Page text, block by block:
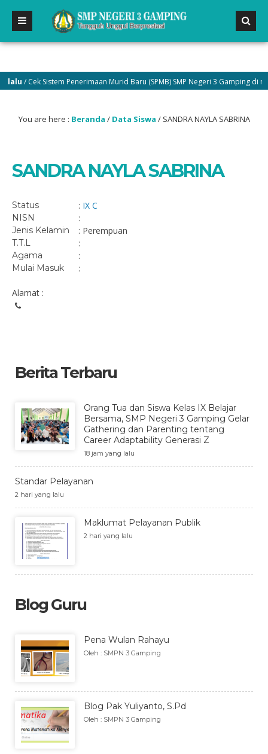
/ Cek Sistem Penerimaan Murid Baru (SPMB) SMP Negeri 3 Gamping di
You are here : Beranda / Data Siswa / SANDRA NAYLA SABRINA
SANDRA NAYLA SABRINA
Status : IX C
NISN :
Jenis Kelamin : Perempuan
T.T.L :
Agama :
Mulai Masuk :
Alamat :
Berita Terbaru
Orang Tua dan Siswa Kelas IX Belajar
Bersama, SMP Negeri 3 Gamping Gelar
Gathering dan Parenting tentang
Career Adaptability Generasi Z
18 jam yang lalu
Standar Pelayanan
2 hari yang lalu
Maklumat Pelayanan Publik
2 hari yang lalu
Blog Guru
Pena Wulan Rahayu
Oleh : SMPN 3 Gamping
Blog Pak Yuliyanto, S.Pd
Oleh : SMPN 3 Gamping